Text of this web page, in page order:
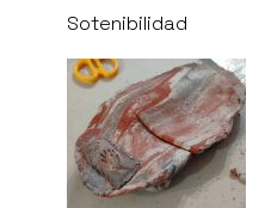
Sotenibilidad